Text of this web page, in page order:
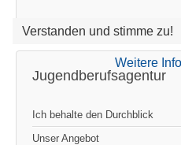
Jugendberufsagentur
Ich behalte den Durchblick
Unser Angebot
Verstanden und stimme zu!
Weitere